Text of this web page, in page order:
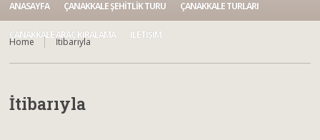
ANASAYFA ÇANAKKALE ŞEHITLIK TURU ÇANAKKALE TURLARI
ÇANAKKALE ARAÇ KIRALAMA İLETIŞIM
Home İtibarıyla
İtibarıyla